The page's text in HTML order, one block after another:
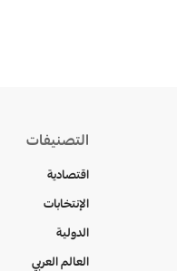
التصنيفات
اقتصادية
الإنتخابات
الدولية
العالم العربي